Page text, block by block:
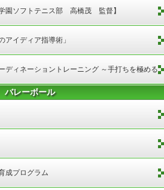
園ソフトテニス部 高橋茂 監督】
アイディア指導術」
ディネーショントレーニング ～手打ちを極める
バレーボール
成プログラム